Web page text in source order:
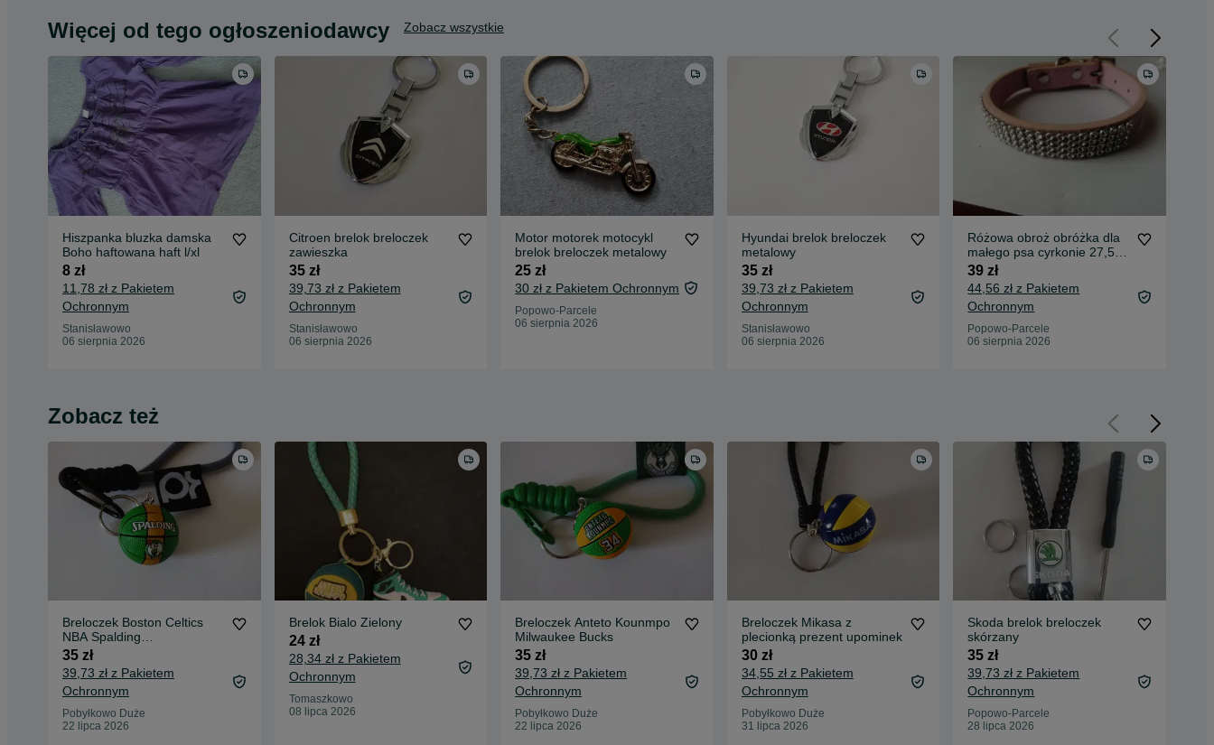
Więcej od tego ogłoszeniodawcy Zobacz wszystkie
Hiszpanka bluzka damska
Boho haftowana haft l/xl
8 zł
11,78 zł z Pakietem
Ochronnym
Stanisławowo
06 sierpnia 2026
Citroen brelok breloczek
zawieszka
35 zł
39,73 zł z Pakietem
Ochronnym
Stanisławowo
06 sierpnia 2026
Motor motorek motocykl
brelok breloczek metalowy
25 zł
30 zł z Pakietem Ochronnym
Popowo-Parcele
06 sierpnia 2026
Hyundai brelok breloczek
metalowy
35 zł
39,73 zł z Pakietem
Ochronnym
Stanisławowo
06 sierpnia 2026
Różowa obroż obróżka dla
małego psa cyrkonie 27,5
cm-22,5 cm
39 zł
44,56 zł z Pakietem
Ochronnym
Popowo-Parcele
06 sierpnia 2026
Zobacz też
Breloczek Boston Celtics
NBA Spalding
wieloczęściowy
35 zł
39,73 zł z Pakietem
Ochronnym
Pobyłkowo Duże
22 lipca 2026
Brelok Bialo Zielony
24 zł
28,34 zł z Pakietem
Ochronnym
Tomaszkowo
08 lipca 2026
Breloczek Anteto Kounmpo
Milwaukee Bucks
35 zł
39,73 zł z Pakietem
Ochronnym
Pobyłkowo Duże
22 lipca 2026
Breloczek Mikasa z
plecionką prezent upominek
30 zł
34,55 zł z Pakietem
Ochronnym
Pobyłkowo Duże
31 lipca 2026
Skoda brelok breloczek
skórzany
35 zł
39,73 zł z Pakietem
Ochronnym
Popowo-Parcele
28 lipca 2026